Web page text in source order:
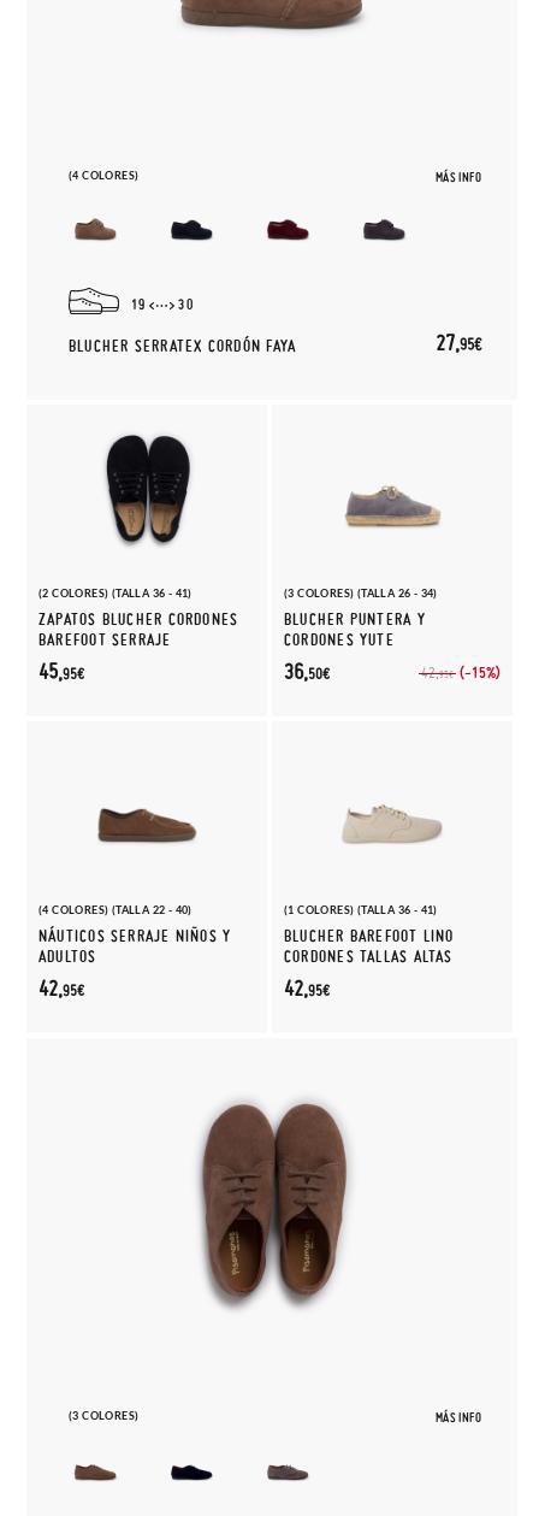
(4 COLORES) MÁS INFO
19 30
BLUCHER SERRATEX CORDÓN FAYA 27,95€
(2 COLORES) (TALLA 36 - 41)
ZAPATOS BLUCHER CORDONES
BAREFOOT SERRAJE
45,95€
(3 COLORES) (TALLA 26 - 34)
BLUCHER PUNTERA Y
CORDONES YUTE
42,95€ (-15%)
36,50€
(4 COLORES) (TALLA 22 - 40)
NÁUTICOS SERRAJE NIÑOS Y
ADULTOS
42,95€
(1 COLORES) (TALLA 36 - 41)
BLUCHER BAREFOOT LINO
CORDONES TALLAS ALTAS
42,95€
(3 COLORES) MÁS INFO